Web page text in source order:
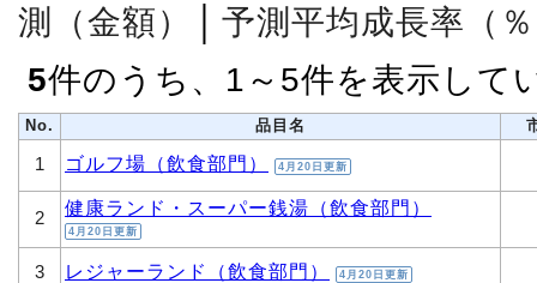
測（金額）
予測平均成長率（
5件のうち、1～5件を表示して
No. 品目名
1 ゴルフ場（飲食部門） 4月20日更新
2 健康ランド・スーパー銭湯（飲食部門）
4月20日更新
3 レジャーランド（飲食部門） 4月20日更新